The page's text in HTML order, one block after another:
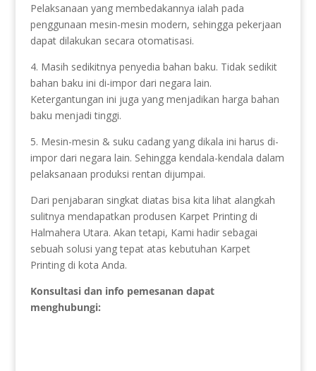
Pelaksanaan yang membedakannya ialah pada
penggunaan mesin-mesin modern, sehingga pekerjaan
dapat dilakukan secara otomatisasi.
4. Masih sedikitnya penyedia bahan baku. Tidak sedikit
bahan baku ini di-impor dari negara lain.
Ketergantungan ini juga yang menjadikan harga bahan
baku menjadi tinggi.
5. Mesin-mesin & suku cadang yang dikala ini harus di-
impor dari negara lain. Sehingga kendala-kendala dalam
pelaksanaan produksi rentan dijumpai.
Dari penjabaran singkat diatas bisa kita lihat alangkah
sulitnya mendapatkan produsen Karpet Printing di
Halmahera Utara. Akan tetapi, Kami hadir sebagai
sebuah solusi yang tepat atas kebutuhan Karpet
Printing di kota Anda.
Konsultasi dan info pemesanan dapat
menghubungi: